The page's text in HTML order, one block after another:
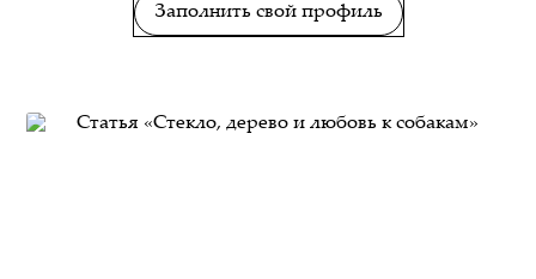
Заполнить свой профиль